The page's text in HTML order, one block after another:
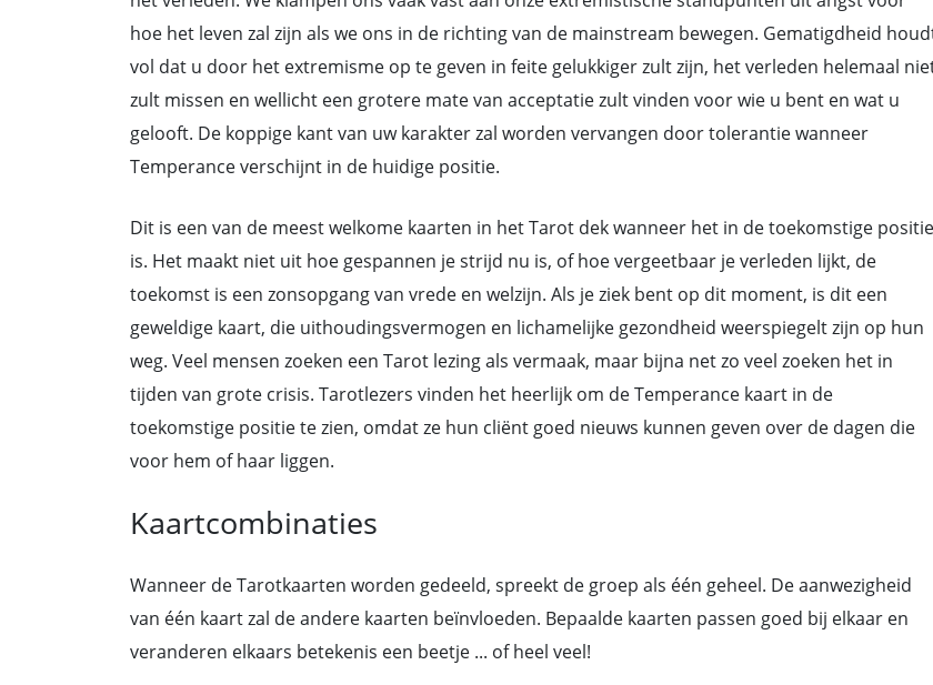
hoe het leven zal zijn als we ons in de richting van de mainstream bewegen. Gematigdheid
vol dat u door het extremisme op te geven in feite gelukkiger zult zijn, het verleden helemaal
zult missen en wellicht een grotere mate van acceptatie zult vinden voor wie u bent en wat u
gelooft. De koppige kant van uw karakter zal worden vervangen door tolerantie wanneer
Temperance verschijnt in de huidige positie.
Dit is een van de meest welkome kaarten in het Tarot dek wanneer het in de toekomstige positie
is. Het maakt niet uit hoe gespannen je strijd nu is, of hoe vergeetbaar je verleden lijkt, de
toekomst is een zonsopgang van vrede en welzijn. Als je ziek bent op dit moment, is dit een
geweldige kaart, die uithoudingsvermogen en lichamelijke gezondheid weerspiegelt zijn op hun
weg. Veel mensen zoeken een Tarot lezing als vermaak, maar bijna net zo veel zoeken het in
tijden van grote crisis. Tarotlezers vinden het heerlijk om de Temperance kaart in de
toekomstige positie te zien, omdat ze hun cliënt goed nieuws kunnen geven over de dagen die
voor hem of haar liggen.
Kaartcombinaties
Wanneer de Tarotkaarten worden gedeeld, spreekt de groep als één geheel. De aanwezigheid
van één kaart zal de andere kaarten beïnvloeden. Bepaalde kaarten passen goed bij elkaar en
veranderen elkaars betekenis een beetje ... of heel veel!